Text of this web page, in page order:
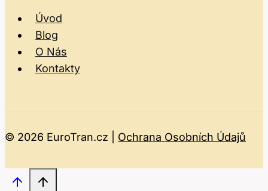
Úvod
Blog
O Nás
Kontakty
© 2026 EuroTran.cz | Ochrana Osobních Údajů